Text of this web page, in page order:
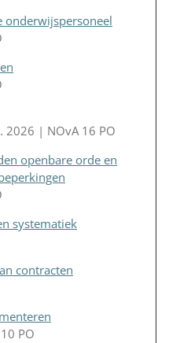
2026 | NOvA 16 PO
openbare orde en
systematiek
contracten
PO